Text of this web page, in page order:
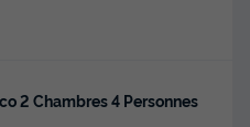
2 Chambres 4 Personnes